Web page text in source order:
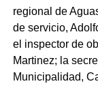
regional de
de servicio,
el inspector de
Martinez; la
Municipalidad,